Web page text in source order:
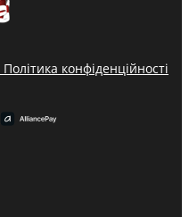
Політика конфіденційності